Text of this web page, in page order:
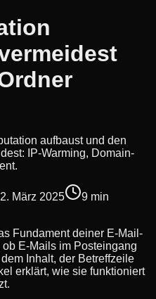
aufbaust und den
IP-Warming, Domain-
März 2025
9 min
Fundament deiner E-Mail-
E-Mails im Posteingang
Inhalt, der Betreffzeile
erklärt, wie sie funktioniert